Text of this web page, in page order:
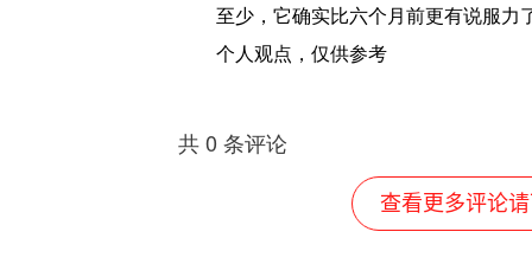
至少，它确实比六个月前更有说服力
个人观点，仅供参考
共0 条评论
查看更多评论